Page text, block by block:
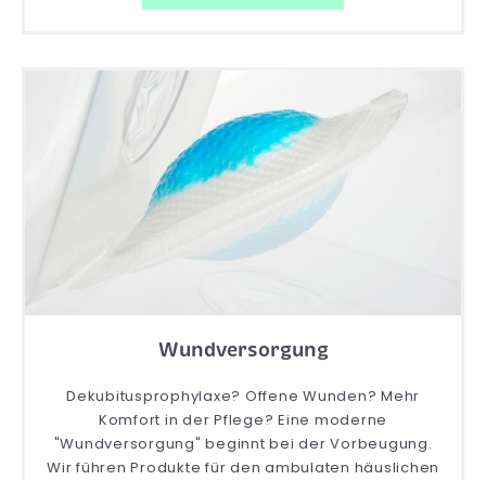
Wundversorgung
Dekubitusprophylaxe? Offene Wunden? Mehr
Komfort in der Pflege? Eine moderne
"Wundversorgung" beginnt bei der Vorbeugung.
Wir führen Produkte für den ambulaten häuslichen